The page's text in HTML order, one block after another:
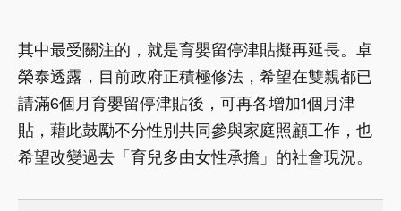
其中最受關注的，就是育嬰留停津貼擬再延長。卓
榮泰透露，目前政府正積極修法，希望在雙親都已
請滿6個月育嬰留停津貼後，可再各增加1個月津
貼，藉此鼓勵不分性別共同參與家庭照顧工作，也
希望改變過去「育兒多由女性承擔」的社會現況。